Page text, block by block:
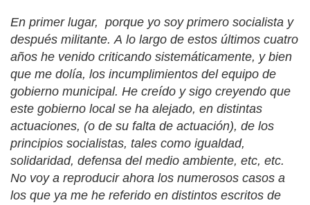
En primer lugar, porque yo soy primero socialista y
después militante.A lo largo de estos últimos cuatro
años he venido criticando sistemáticamente, y bien
que me dolía, los incumplimientos del equipo de
gobierno municipal. He creído y sigo creyendo que
este gobierno local se ha alejado, en distintas
actuaciones, (o de su falta de actuación), de los
principios socialistas, tales como igualdad,
solidaridad, defensa del medio ambiente, etc, etc.
No voy a reproducir ahora los numerosos casos a
los que ya me he referido en distintos escritos de